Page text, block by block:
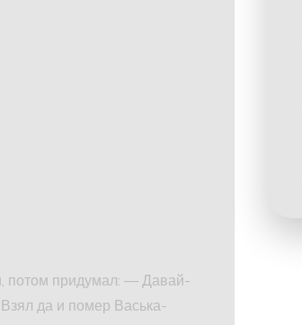
потом придумал: — Давай-
да и помер Васька-